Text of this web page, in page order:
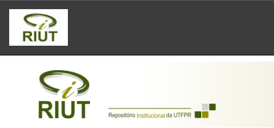
Skip
navigation